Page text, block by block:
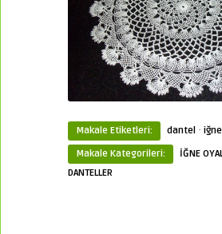
Makale Etiketleri: dantel ·
Makale Kategorileri:
İĞNE
DANTELLER